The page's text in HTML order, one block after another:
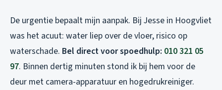
De urgentie bepaalt mijn aanpak. Bij Jesse in Hoogvliet
was het acuut: water liep over de vloer, risico op
waterschade. Bel direct voor spoedhulp: 010 321 05
97. Binnen dertig minuten stond ik bij hem voor de
deur met camera-apparatuur en hogedrukreiniger.